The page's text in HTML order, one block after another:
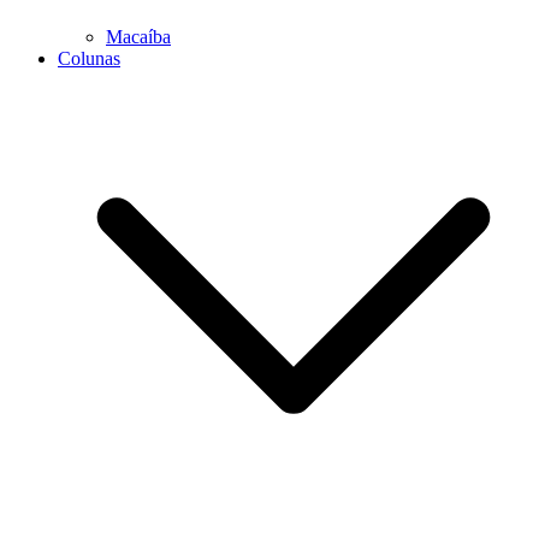
Macaíba
Colunas